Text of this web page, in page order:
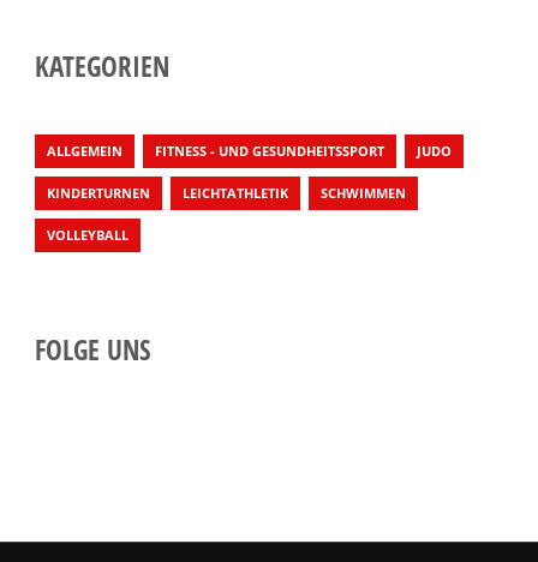
KATEGORIEN
ALLGEMEIN FITNESS - UND GESUNDHEITSSPORT JUDO
KINDERTURNEN LEICHTATHLETIK SCHWIMMEN
VOLLEYBALL
FOLGE UNS